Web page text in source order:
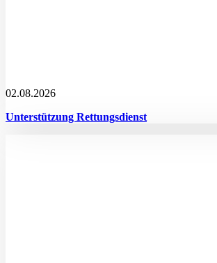
02.08.2026
Unterstützung Rettungsdienst